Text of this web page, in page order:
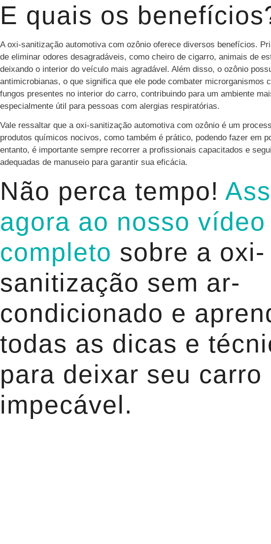
E quais os
A oxi-sanitização automotiva com ozônio oferece diversos benefícios.
de eliminar odores desagradáveis, como cheiro de cigarro, animais de
deixando o interior do veículo mais agradável. Além disso, o ozônio
antimicrobianas, o que significa que ele pode combater microrganismos
fungos presentes no interior do carro, contribuindo para um ambiente
especialmente útil para pessoas com alergias respiratórias.
Vale ressaltar que a oxi-sanitização automotiva com ozônio é um
produtos químicos nocivos, como também é prático, podendo fazer em
entanto, é importante sempre recorrer a profissionais capacitados e
adequadas de manuseio para garantir sua eficácia.
Não perca tempo!
agora ao nosso vídeo
completo sobre a oxi-
sanitização sem ar-
condicionado e
todas as dicas e
para deixar seu carro
impecável.